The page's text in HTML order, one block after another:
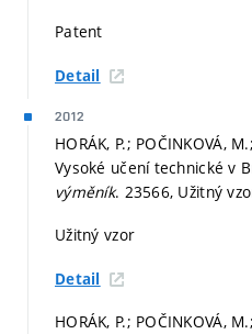
Patent
Detail
2012
HORÁK, P.; POČINKOVÁ,
Vysoké učení technické v
výměník. 23566, Užitný
Užitný vzor
Detail
HORÁK, P.; POČINKOVÁ,